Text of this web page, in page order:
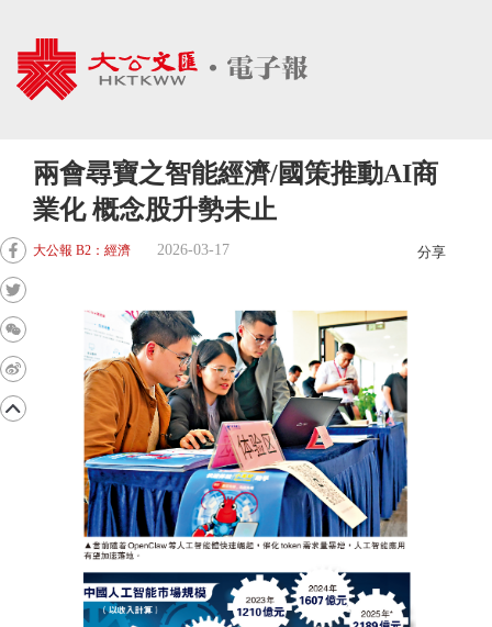
兩會尋寶之智能經濟/國策推動AI商
業化 概念股升勢未止
大公報 B2：經濟 2026-03-17 分享